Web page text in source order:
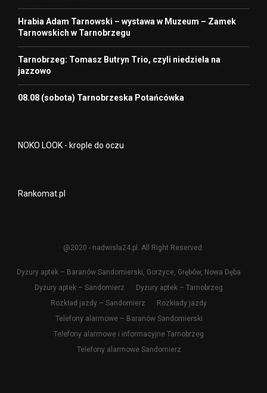
Hrabia Adam Tarnowski – wystawa w Muzeum – Zamek
Tarnowskich w Tarnobrzegu
Tarnobrzeg: Tomasz Butryn Trio, czyli niedziela na
jazzowo
08.08 (sobota) Tarnobrzeska Potańcówka
NOKO LOOK - krople do oczu
Rankomat.pl
@2020 - nadwisla24.pl. All Right Reserved.
Dyżury aptek – Baranów Sandomierski, Gorzyce, Grębów, Nowa Dęba
Dyżury aptek – Sandomierz
Dyżury aptek – Tarnobrzeg
Rozkład jazdy – Sandomierz
Rozkłady jazdy
Telefony alarmowe – Baranów Sandomierski
Telefony alarmowe i informacyjne Tarnobrzeg
Telefony alarmowe Sandomierz